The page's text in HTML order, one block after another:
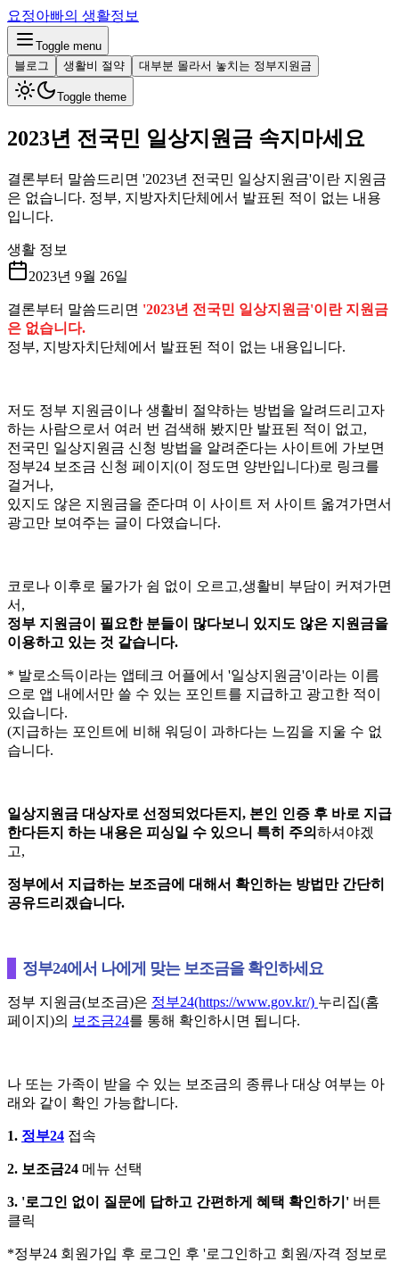
요정아빠의 생활정보
Toggle menu
블로그
생활비 절약 대부분 몰라서 놓치는 정부지원금
Toggle theme
2023년 전국민 일상지원금 속지마세요
결론부터 말씀드리면 '2023년 전국민 일상지원금'이란 지원금
은 없습니다. 정부, 지방자치단체에서 발표된 적이 없는 내용
입니다.
생활 정보
2023년 9월 26일
결론부터 말씀드리면 '2023년 전국민 일상지원금'이란 지원금
은 없습니다.
정부, 지방자치단체에서 발표된 적이 없는 내용입니다.
저도 정부 지원금이나 생활비 절약하는 방법을 알려드리고자
하는 사람으로서 여러 번 검색해 봤지만 발표된 적이 없고,
전국민 일상지원금 신청 방법을 알려준다는 사이트에 가보면
정부24 보조금 신청 페이지(이 정도면 양반입니다)로 링크를
걸거나,
있지도 않은 지원금을 준다며 이 사이트 저 사이트 옮겨가면서
광고만 보여주는 글이 다였습니다.
코로나 이후로 물가가 쉼 없이 오르고,생활비 부담이 커져가면
서,
정부 지원금이 필요한 분들이 많다보니 있지도 않은 지원금을
이용하고 있는 것 같습니다.
* 발로소득이라는 앱테크 어플에서 '일상지원금'이라는 이름
으로 앱 내에서만 쓸 수 있는 포인트를 지급하고 광고한 적이
있습니다.
(지급하는 포인트에 비해 워딩이 과하다는 느낌을 지울 수 없
습니다.
일상지원금 대상자로 선정되었다든지, 본인 인증 후 바로 지급
한다든지 하는 내용은 피싱일 수 있으니 특히 주의 하셔야겠
고,
정부에서 지급하는 보조금에 대해서 확인하는 방법만 간단히
공유드리겠습니다.
정부24에서 나에게 맞는 보조금을 확인하세요
정부 지원금(보조금)은 정부24(https://www.gov.kr/) 누리집(홈
페이지)의
보조금24를 통해 확인하시면 됩니다.
나 또는 가족이 받을 수 있는 보조금의 종류나 대상 여부는 아
래와 같이 확인 가능합니다.
1. 정부24 접속
2. 보조금24 메뉴 선택
3. '로그인 없이 질문에 답하고 간편하게 혜택 확인하기' 버튼
클릭
*정부24 회원가입 후 로그인 후 '로그인하고 회원/자격 정보로